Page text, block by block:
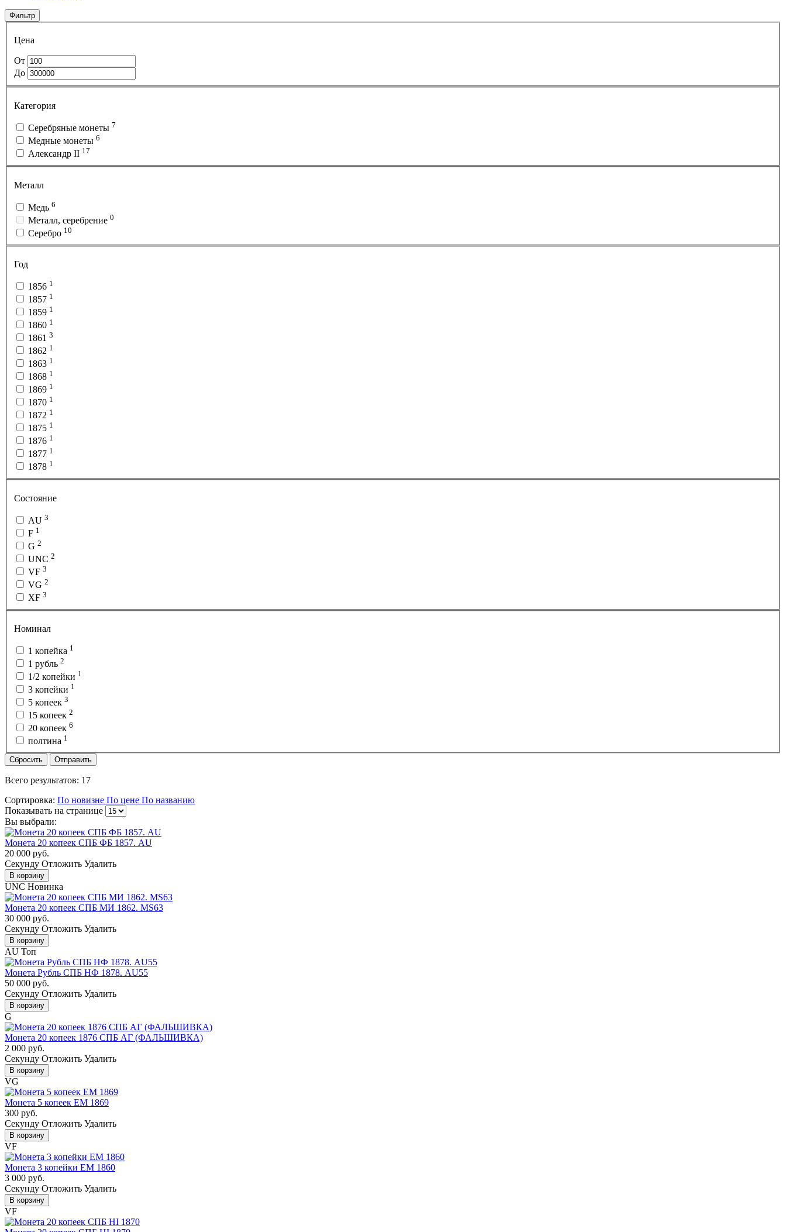
Фильтр
Цена
От
До
Категория
Серебряные монеты 7
Медные монеты 6
Александр II 17
Металл
Медь 6
Металл, серебрение 0
Серебро 10
Год
1856 1
1857 1
1859 1
1860 1
1861 3
1862 1
1863 1
1868 1
1869 1
1870 1
1872 1
1875 1
1876 1
1877 1
1878 1
Состояние
AU 3
F 1
G 2
UNC 2
VF 3
VG 2
XF 3
Номинал
1 копейка 1
1 рубль 2
1/2 копейки 1
3 копейки 1
5 копеек 3
15 копеек 2
20 копеек 6
полтина 1
Сбросить Отправить
Всего результатов: 17
Сортировка: По новизне По цене По названию
Показывать на странице
Вы выбрали:
Монета 20 копеек СПБ ФБ 1857. AU
20 000 руб.
Cекунду Отложить Удалить
В корзину
UNC Новинка
Монета 20 копеек СПБ МИ 1862. MS63
30 000 руб.
Cекунду Отложить Удалить
В корзину
AU Топ
Монета Рубль СПБ НФ 1878. AU55
50 000 руб.
Cекунду Отложить Удалить
В корзину
G
Монета 20 копеек 1876 СПБ АГ (ФАЛЬШИВКА)
2 000 руб.
Cекунду Отложить Удалить
В корзину
VG
Монета 5 копеек ЕМ 1869
300 руб.
Cекунду Отложить Удалить
В корзину
VF
Монета 3 копейки ЕМ 1860
3 000 руб.
Cекунду Отложить Удалить
В корзину
VF